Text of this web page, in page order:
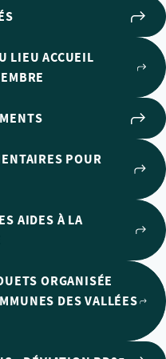
LIEU ACCUEIL
POUR
AIDES À LA
ORGANISÉE
DES VALLÉES